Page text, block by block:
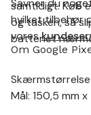
samtidigt. Køb
og tasken, så
batteriet
Savner du
hvilket tilbehør
vores
Om Google
Mål: 150,5 mm